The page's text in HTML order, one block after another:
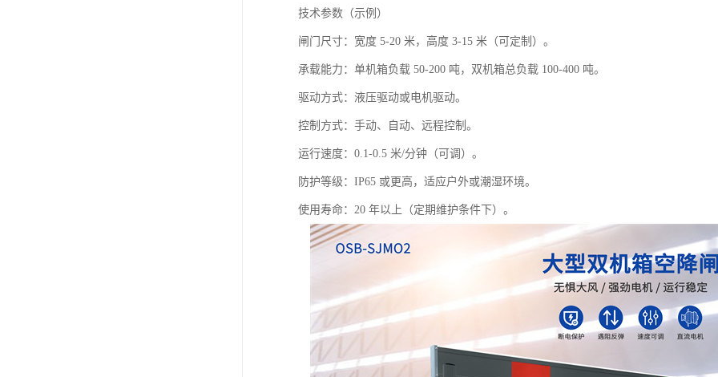
技术参数（示例）
闸门尺寸：宽度 5-20 米，高度 3-15 米（可定制）。
承载能力：单机箱负载 50-200 吨，双机箱总负载 100-400 吨。
驱动方式：液压驱动或电机驱动。
控制方式：手动、自动、远程控制。
运行速度：0.1-0.5 米/分钟（可调）。
防护等级：IP65 或更高，适应户外或潮湿环境。
使用寿命：20 年以上（定期维护条件下）。